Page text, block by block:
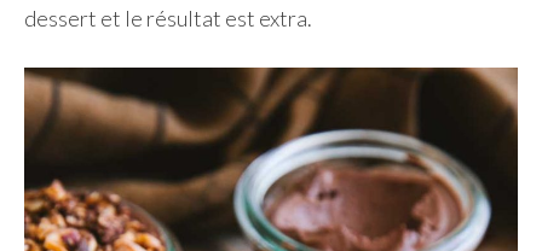
dessert et le résultat est extra.